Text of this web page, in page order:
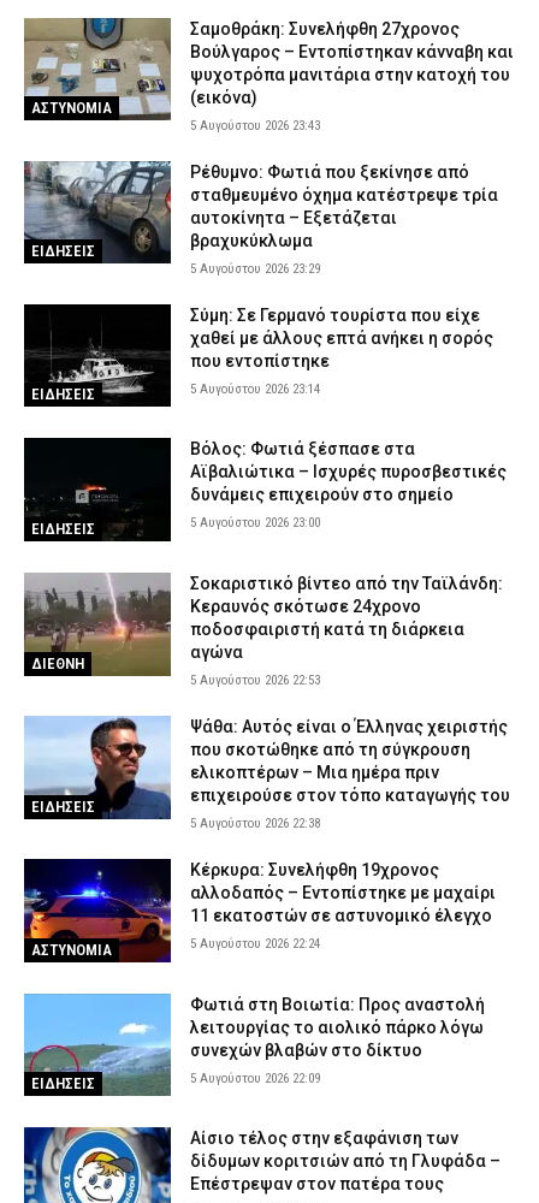
ΑΣΤΥΝΟΜΙΑ
Σαμοθράκη: Συνελήφθη 27χρονος
Βούλγαρος – Εντοπίστηκαν κάνναβη και
ψυχοτρόπα μανιτάρια στην κατοχή του
(εικόνα)
5 Αυγούστου 2026 23:43
ΕΙΔΗΣΕΙΣ
Ρέθυμνο: Φωτιά που ξεκίνησε από
σταθμευμένο όχημα κατέστρεψε τρία
αυτοκίνητα – Εξετάζεται
βραχυκύκλωμα
5 Αυγούστου 2026 23:29
ΕΙΔΗΣΕΙΣ
Σύμη: Σε Γερμανό τουρίστα που είχε
χαθεί με άλλους επτά ανήκει η σορός
που εντοπίστηκε
5 Αυγούστου 2026 23:14
ΕΙΔΗΣΕΙΣ
Βόλος: Φωτιά ξέσπασε στα
Αϊβαλιώτικα – Ισχυρές πυροσβεστικές
δυνάμεις επιχειρούν στο σημείο
5 Αυγούστου 2026 23:00
ΔΙΕΘΝΗ
Σοκαριστικό βίντεο από την Ταϊλάνδη:
Κεραυνός σκότωσε 24χρονο
ποδοσφαιριστή κατά τη διάρκεια
αγώνα
5 Αυγούστου 2026 22:53
ΕΙΔΗΣΕΙΣ
Ψάθα: Αυτός είναι ο Έλληνας χειριστής
που σκοτώθηκε από τη σύγκρουση
ελικοπτέρων – Μια ημέρα πριν
επιχειρούσε στον τόπο καταγωγής του
5 Αυγούστου 2026 22:38
ΑΣΤΥΝΟΜΙΑ
Κέρκυρα: Συνελήφθη 19χρονος
αλλοδαπός – Εντοπίστηκε με μαχαίρι
11 εκατοστών σε αστυνομικό έλεγχο
5 Αυγούστου 2026 22:24
ΕΙΔΗΣΕΙΣ
Φωτιά στη Βοιωτία: Προς αναστολή
λειτουργίας το αιολικό πάρκο λόγω
συνεχών βλαβών στο δίκτυο
5 Αυγούστου 2026 22:09
Αίσιο τέλος στην εξαφάνιση των
δίδυμων κοριτσιών από τη Γλυφάδα –
Επέστρεψαν στον πατέρα τους